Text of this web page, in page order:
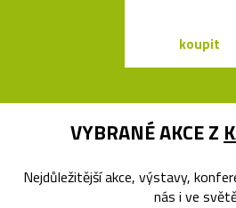
koupit
VYBRANÉ AKCE Z
Nejdůležitější akce, výstavy,
nás i ve